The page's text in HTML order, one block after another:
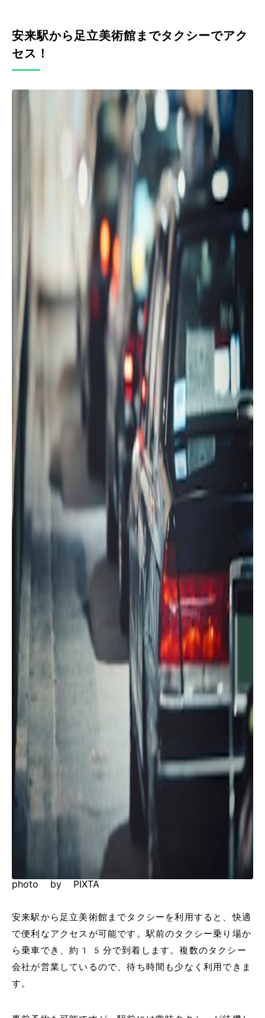
安来駅から足立美術館までタクシーでアク
セス！
photo by PIXTA
安来駅から足立美術館までタクシーを利用すると、快適
で便利なアクセスが可能です。駅前のタクシー乗り場か
ら乗車でき、約15分で到着します。複数のタクシー
会社が営業しているので、待ち時間も少なく利用できま
す。